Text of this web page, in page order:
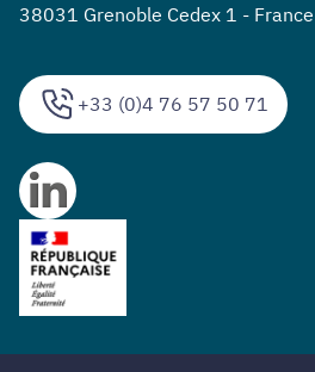
+33 (0)4 76 57 50 71
38031 Grenoble Cedex 1 - France